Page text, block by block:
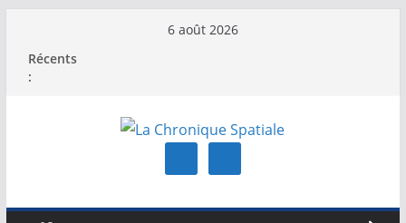
contenu
6 août 2026
Récents
: